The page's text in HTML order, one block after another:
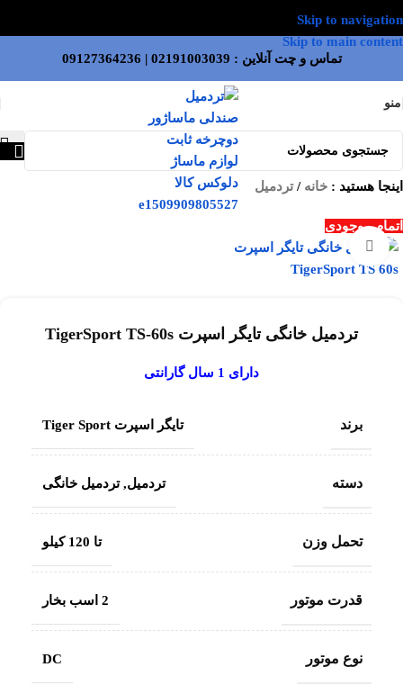
Skip to navigation
Skip to main content
تماس و چت آنلاین : 02191003039
|
09127364236
منو
اینجا هستید : خانه /تردمیل
اتمام موجودی
بزرگنمایی تصویر
تردمیل خانگی تایگر اسپرت TigerSport TS-60s
دارای 1 سال گارانتی
برند تایگر اسپرت Tiger Sport
دسته تردمیل,تردمیل خانگی
تحمل وزن تا 120 کیلو
قدرت موتور 2 اسب بخار
نوع موتور DC